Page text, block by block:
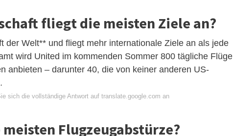
fliegt die meisten Ziele an?
der Welt** und fliegt mehr internationale Ziele an als jede
wird United im kommenden Sommer 800 tägliche Flüge
anbieten – darunter 40, die von keiner anderen US-
sich die vollständige Antwort auf translate.google.com an
Flugzeugabstürze?